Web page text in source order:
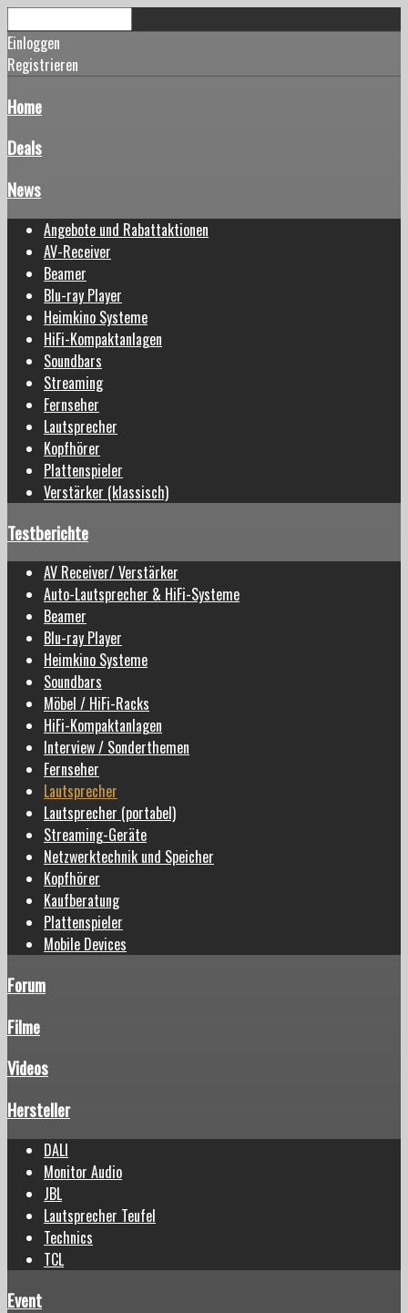
Einloggen
Registrieren
Home
Deals
News
Angebote und Rabattaktionen
AV-Receiver
Beamer
Blu-ray Player
Heimkino Systeme
HiFi-Kompaktanlagen
Soundbars
Streaming
Fernseher
Lautsprecher
Kopfhörer
Plattenspieler
Verstärker (klassisch)
Testberichte
AV Receiver/ Verstärker
Auto-Lautsprecher & HiFi-Systeme
Beamer
Blu-ray Player
Heimkino Systeme
Soundbars
Möbel / HiFi-Racks
HiFi-Kompaktanlagen
Interview / Sonderthemen
Fernseher
Lautsprecher
Lautsprecher (portabel)
Streaming-Geräte
Netzwerktechnik und Speicher
Kopfhörer
Kaufberatung
Plattenspieler
Mobile Devices
Forum
Filme
Videos
Hersteller
DALI
Monitor Audio
JBL
Lautsprecher Teufel
Technics
TCL
Event